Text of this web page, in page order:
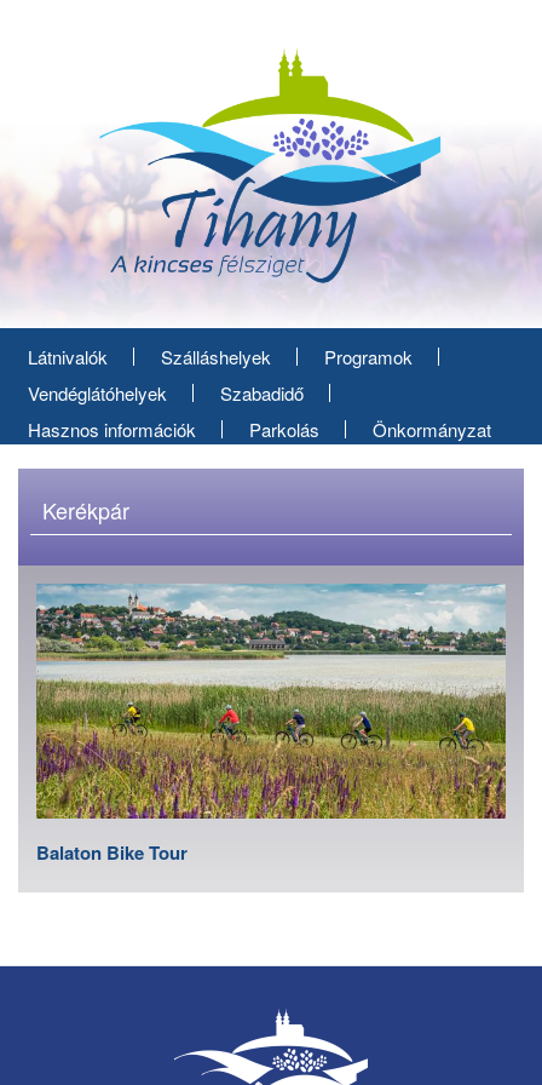
Látnivalók Szálláshelyek
Programok
Vendéglátóhelyek
Szabadidő
Hasznos információk
Parkolás Önkormányzat
Kerékpár
Balaton Bike Tour